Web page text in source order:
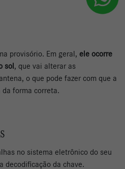
provisório. Em geral, ele ocorre
sol , que vai alterar as
o que pode fazer com que a
da forma correta.
no sistema eletrônico do seu
decodificação da chave.